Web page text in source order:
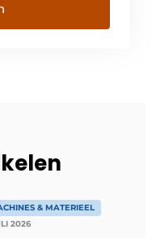
& MATERIEEL
2026